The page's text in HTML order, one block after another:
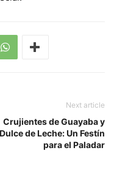
Next article
Crujientes de Guayaba y
Dulce de Leche: Un Festín
para el Paladar